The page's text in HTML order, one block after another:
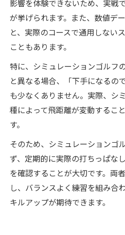
影響を体験できないため、実戦
が挙げられます。また、数値デ
と、実際のコースで通用しない
こともあります。
特に、シミュレーションゴルフ
と異なる場合、「下手になるの
も少なくありません。実際、シ
種によって飛距離が変動するこ
す。
そのため、シミュレーションゴ
ず、定期的に実際の打ちっぱな
を確認することが大切です。両
し、バランスよく練習を組み合
キルアップが期待できます。